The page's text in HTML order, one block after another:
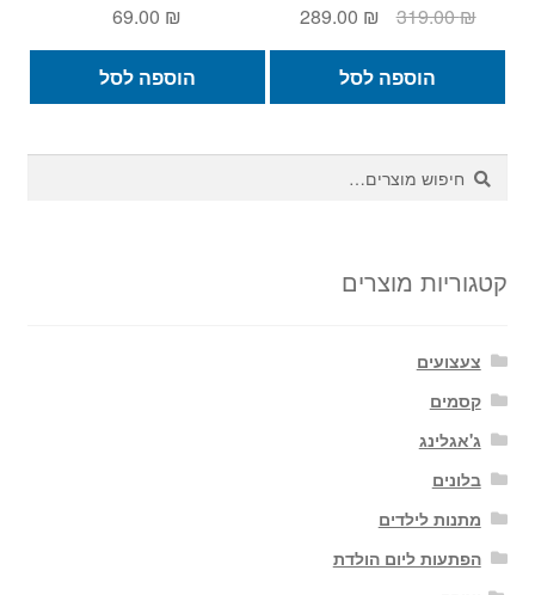
319.00₪
המחיר
המקורי
היה:
319.00 ₪.
289.00 ₪
המחיר
הנוכחי
289.00 ₪.
הוספה לסל
69.00 ₪
הוספה לסל
חיפוש
עבור:
חיפוש
קטגוריות מוצרים
צעצועים
קסמים
ג'אגלינג
בלונים
מתנות לילדים
הפתעות ליום הולדת